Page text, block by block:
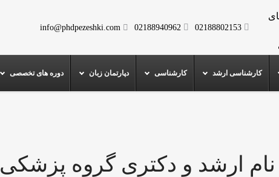
02188802153
02188940962
info@phdpezeshki.com
کارشناسی ارشد کارشناسی دپارتمان زبان دوره های تخصصی
ارشد و دکتری گروه پزشکی